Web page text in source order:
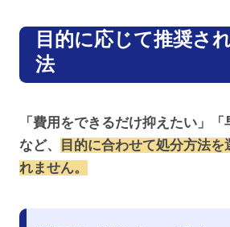
目的に応じて推奨さ
法
「費用をできるだけ抑えたい」「
など、
目的に合わせて処分方法を
れません。